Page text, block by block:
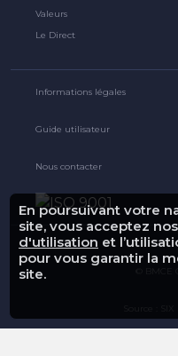
En poursuivant votre
site, vous acceptez nos
d'utilisation et
pour vous garantir la
site.
Valeurs
Le Direct
Informations légales
Guide utilisateur
Nous contacter